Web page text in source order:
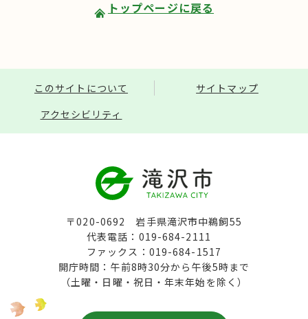
トップページに戻る
このサイトについて
サイトマップ
アクセシビリティ
〒020-0692 岩手県滝沢市中鵜飼55
代表電話：019-684-2111
ファックス：019-684-1517
開庁時間：午前8時30分から午後5時まで
（土曜・日曜・祝日・年末年始を除く）